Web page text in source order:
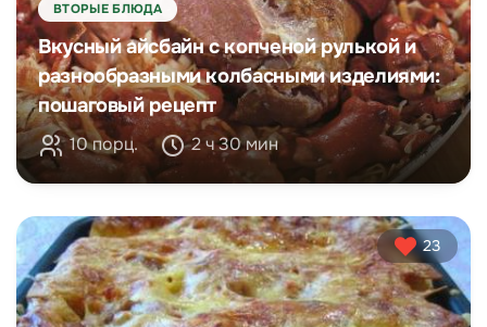
ВТОРЫЕ БЛЮДА
Вкусный айсбайн с копченой рулькой и
разнообразными колбасными изделиями:
пошаговый рецепт
10 порц. 2 ч 30 мин
23